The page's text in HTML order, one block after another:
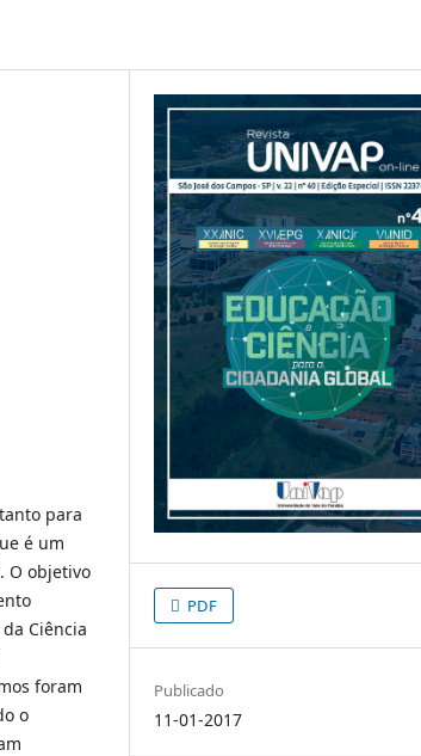
para
é um
O objetivo
Ciência
foram
o
PDF
Publicado
11-01-2017